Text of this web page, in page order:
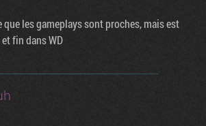
que les gameplays sont proches, mais est
fin dans WD